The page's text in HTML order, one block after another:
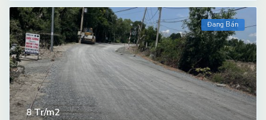
Đang Bán
8Tr/m2